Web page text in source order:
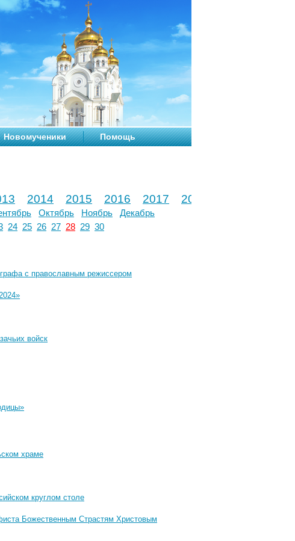
Новомученики Помощь
2014 2015 2016 2017 2018
Октябрь Ноябрь
Декабрь
24 25 26 27 28 29 30
с православным режиссером
войск
храме
круглом столе
Божественным Страстям Христовым